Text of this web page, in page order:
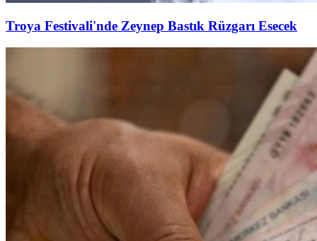
Troya Festivali'nde Zeynep Bastık Rüzgarı Esecek